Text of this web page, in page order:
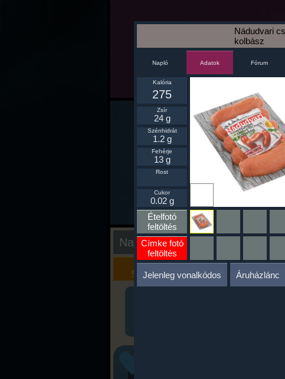
Nap kiértékelése
Kalória
Szimulátor
Szöveges
Értékelés
Nádudvari
kolbász
Napló Adatok Fórum
Kalória
275
Zsír
24 g
Szénhidrát
1.2 g
Fehérje
13 g
Rost
Cukor
0.02 g
Ételfotó
feltöltés
Címke fotó
feltöltés
Jelenleg vonalkódos Áruházlánc